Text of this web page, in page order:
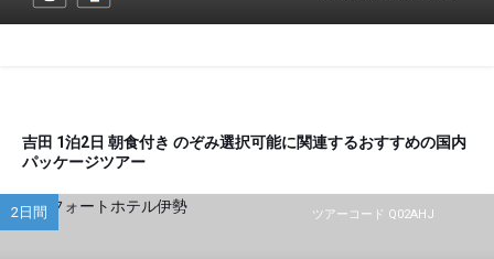
吉田 1泊2日 朝食付き のぞみ選択可能に関連するおすすめの国内
パッケージツアー
ツアーコード Q02AHJ
2日間